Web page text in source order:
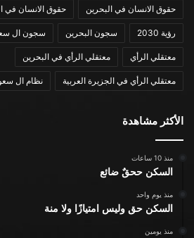
حقوق الانسان في البحرين حقوق الانسان في
رؤية 2030 سجون البحرين سجون ال
معتقلي الرأي معتقلي الرأي في البحرين
معتقلي الرأي في الجزيرة العربية نظام ال
الأكثر مشاهدة
منذ 10 ساعات
السكن ححقٌ ضائع
منذ يوم واحد
السكن حق وليس امتيازًا ولا منة
منذ يومين